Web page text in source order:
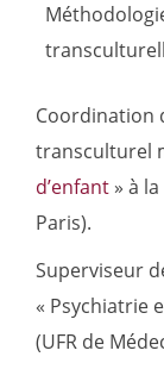
Coordination
transculturel
d’enfant » à
Paris).
Superviseur
« Psychiatrie
(UFR de